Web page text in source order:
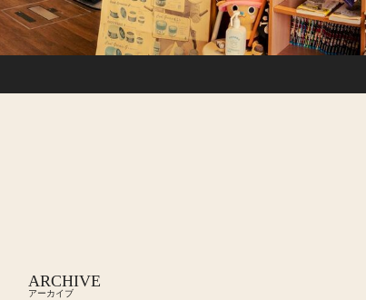
ARCHIVE
アーカイブ